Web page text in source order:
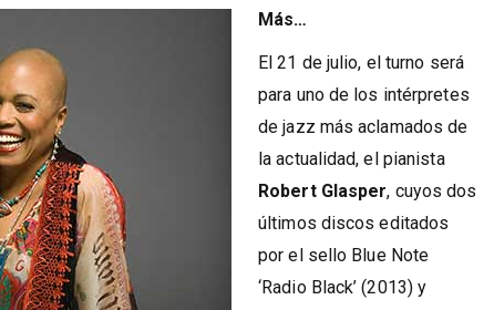
Más…
El 21 de julio, el turno será
para uno de los intérpretes
de jazz más aclamados de
la actualidad, el pianista
Robert Glasper, cuyos dos
últimos discos editados
por el sello Blue Note